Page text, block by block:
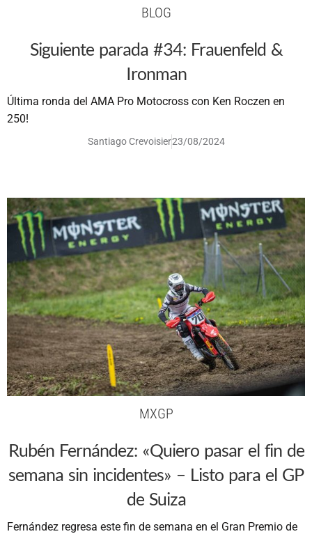
BLOG
Siguiente parada #34: Frauenfeld &
Ironman
Última ronda del AMA Pro Motocross con Ken Roczen en
250!
Santiago Crevoisier23/08/2024
MXGP
Rubén Fernández: «Quiero pasar el fin de
semana sin incidentes» – Listo para el GP
de Suiza
Fernández regresa este fin de semana en el Gran Premio de